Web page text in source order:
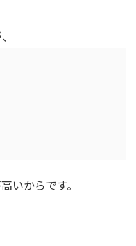
いからです。